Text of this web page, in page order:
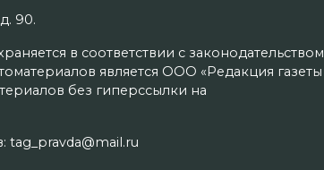
90.
в соответствии с законодательством
является ООО «Редакция газеты
без гиперссылки на
tag_pravda@mail.ru